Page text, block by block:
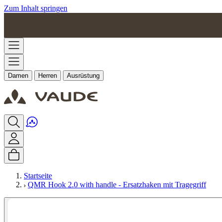
Zum Inhalt springen
Damen Herren Ausrüstung
Startseite
QMR Hook 2.0 with handle - Ersatzhaken mit Tragegriff